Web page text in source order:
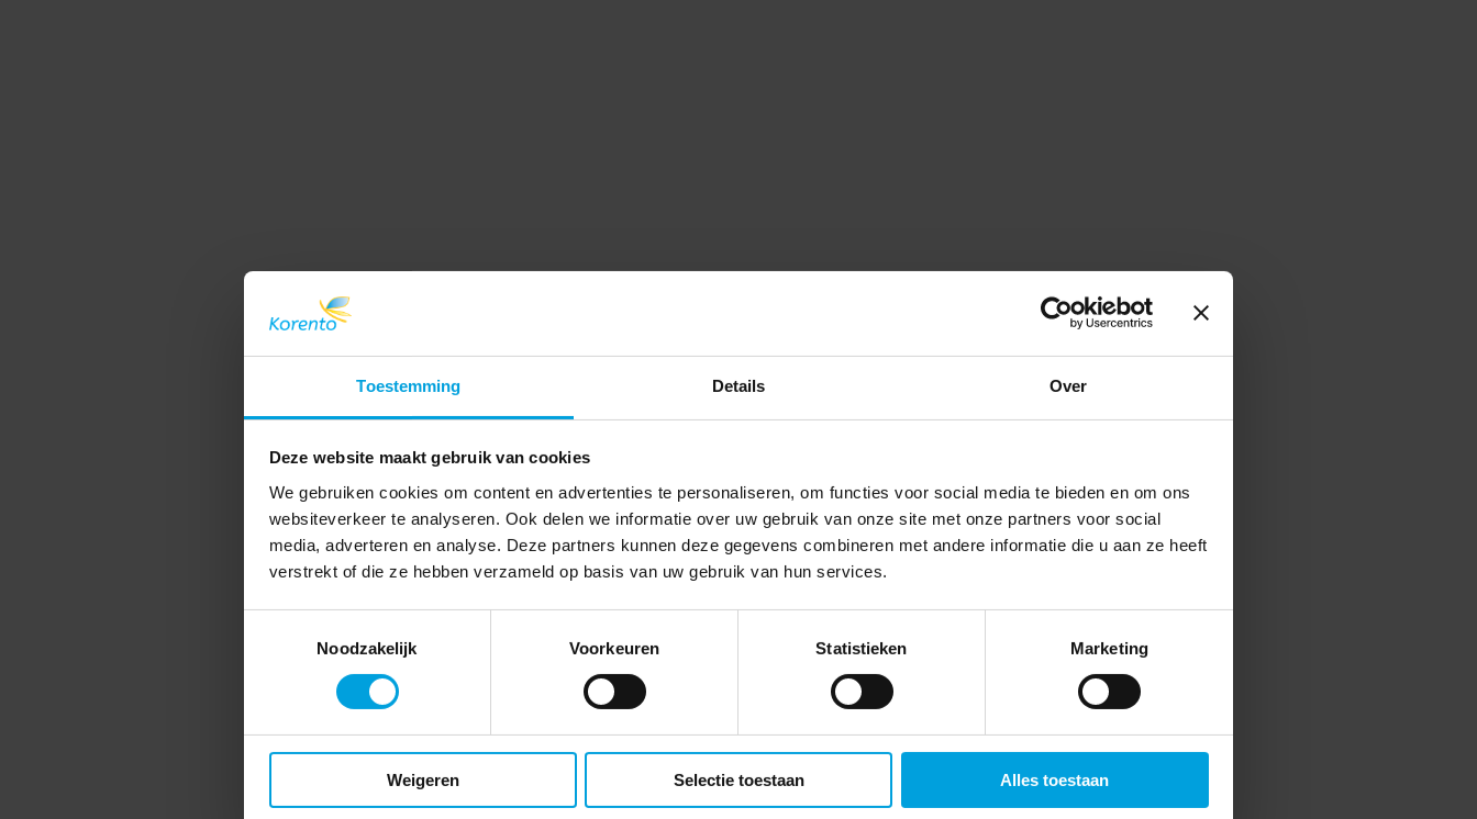
Toestemming Details Over
Deze website maakt gebruik van cookies
We gebruiken cookies om content en advertenties te personaliseren, om functies voor social media te bieden en om ons
websiteverkeer te analyseren. Ook delen we informatie over uw gebruik van onze site met onze partners voor social
media, adverteren en analyse. Deze partners kunnen deze gegevens combineren met andere informatie die u aan ze heeft
verstrekt of die ze hebben verzameld op basis van uw gebruik van hun services.
Noodzakelijk
Voorkeuren Statistieken Marketing
Weigeren Selectie toestaan Alles toestaan